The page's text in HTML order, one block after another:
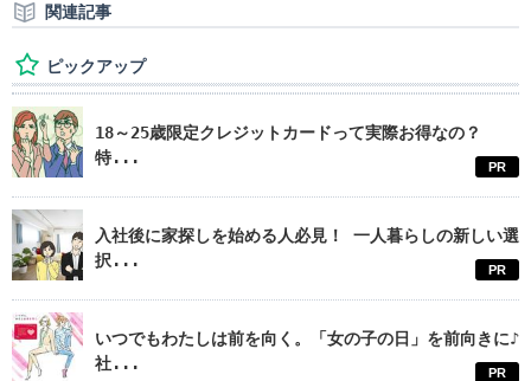
関連記事
ピックアップ
18～25歳限定クレジットカードって実際お得なの？
特...
PR
入社後に家探しを始める人必見！ 一人暮らしの新しい選
択...
PR
いつでもわたしは前を向く。「女の子の日」を前向きに♪
社...
PR